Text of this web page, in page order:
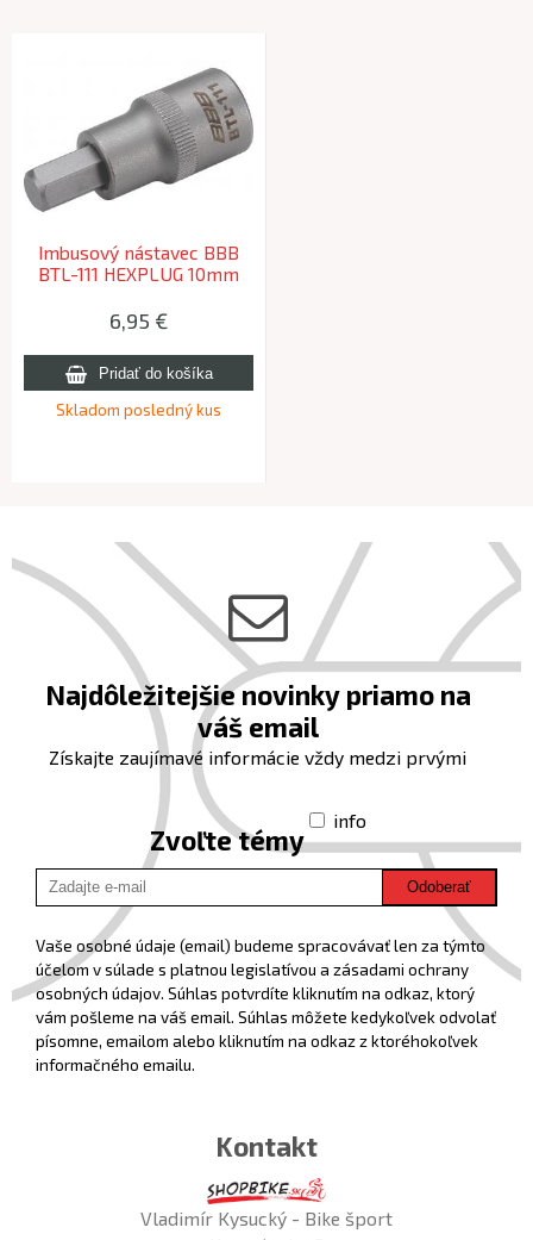
Imbusový nástavec BBB
BTL-111 HEXPLUG 10mm
6,95 €
Skladom posledný kus
Najdôležitejšie novinky priamo na
váš email
Získajte zaujímavé informácie vždy medzi prvými
Zvoľte témy
info
Odoberať
Vaše osobné údaje (email) budeme spracovávať len za týmto
účelom v súlade s platnou legislatívou a zásadami ochrany
osobných údajov. Súhlas potvrdíte kliknutím na odkaz, ktorý
vám pošleme na váš email. Súhlas môžete kedykoľvek odvolať
písomne, emailom alebo kliknutím na odkaz z ktoréhokoľvek
informačného emailu.
Kontakt
Vladimír Kysucký - Bike šport